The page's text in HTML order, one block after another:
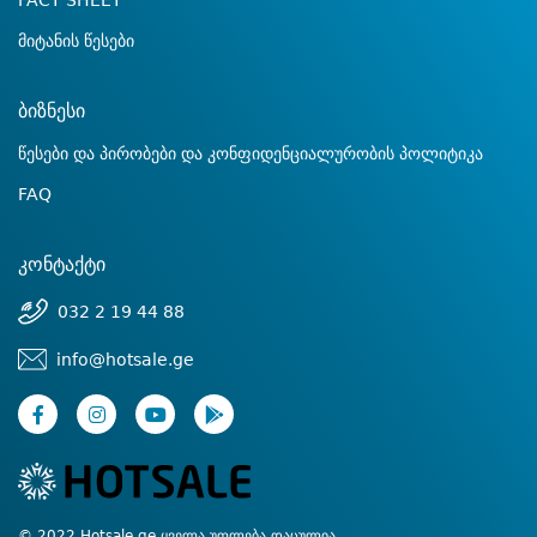
მიტანის წესები
ბიზნესი
წესები და პირობები და კონფიდენციალურობის პოლიტიკა
FAQ
კონტაქტი
032 2 19 44 88
info@hotsale.ge